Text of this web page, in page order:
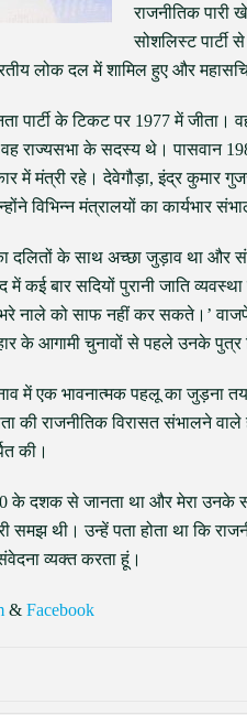
राजनीतिक पारी
सोशलिस्ट पार्टी
लोक दल में शामिल हुए और
पार्टी के टिकट पर 1977 में
राज्यसभा के सदस्य थे। पासवान
मंत्री रहे। देवेगौड़ा, इंद्र कुमार
विभिन्न मंत्रालयों का कार्यभार
दलितों के साथ अच्छा जुड़ाव था
में कई बार सदियों पुरानी जाति
नाले को साफ नहीं कर सकते।’
के आगामी चुनावों से पहले उनके पुत्र
में एक भावनात्मक पहलू का जुड़ना
की राजनीतिक विरासत संभालने
की।
70 के दशक से जानता था और मेरा
समझ थी। उन्हें पता होता था कि
व्यक्त करता हूं।
& Facebook